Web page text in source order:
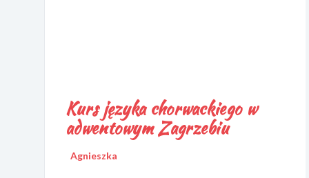
Kurs języka chorwackiego w
adwentowym Zagrzebiu
Agnieszka